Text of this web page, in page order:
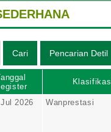
2026 Wanprestasi